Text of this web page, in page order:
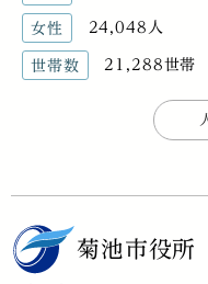
女性 24,048人
世帯数 21,288世帯
菊池市役所